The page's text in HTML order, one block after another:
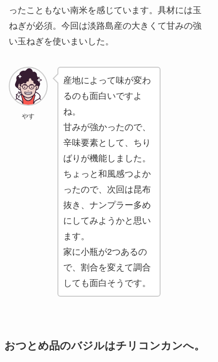
ったこともない南米を感じています。具材には玉
ねぎが必須。今回は淡路島産の大きくて甘みの強
い玉ねぎを使いまいした。
やす
産地によって味が変わ
るのも面白いですよ
ね。
甘みが強かったので、
辛味要素として、ちり
ばりが機能しました。
ちょっと和風感つよか
ったので、次回は昆布
抜き、ナンプラー多め
にしてみようかと思い
ます。
家に小瓶が2つあるの
で、割合を変えて調合
しても面白そうです。
おつとめ品のバジルはチリコンカンへ。